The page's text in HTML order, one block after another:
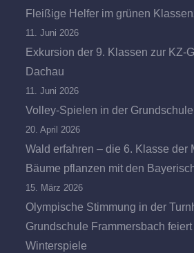
Fleißige Helfer im grünen
11. Juni 2026
Exkursion der 9. Klassen zur KZ-
Dachau
11. Juni 2026
Volley-Spielen in der Grundschule
20. April 2026
Wald erfahren – die 6. Klasse der
Bäume pflanzen mit den
15. März 2026
Olympische Stimmung in der
Grundschule Frammersbach
Winterspiele